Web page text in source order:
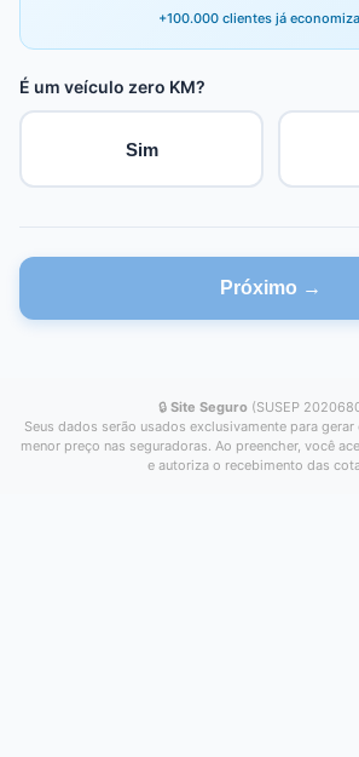
+100.000 clientes já
É um veículo zero KM?
Sim
Próximo →
🔒 Site Seguro (SUSEP
Seus dados serão usados exclusivamente para
menor preço nas seguradoras. Ao preencher, você
e autoriza o recebimento das